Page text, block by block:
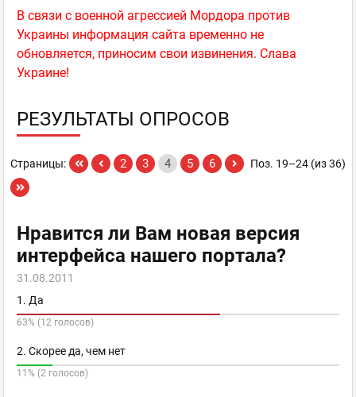
В связи с военной агрессией Мордора против
Украины информация сайта временно не
обновляется, приносим свои извинения. Слава
Украине!
РЕЗУЛЬТАТЫ ОПРОСОВ
Поз. 19–24 (из 36)
Страницы: 2 3 4 5 6
Нравится ли Вам новая версия
интерфейса нашего портала?
31.08.2011
1. Да
63% (12 голосов)
2. Скорее да, чем нет
11% (2 голосов)